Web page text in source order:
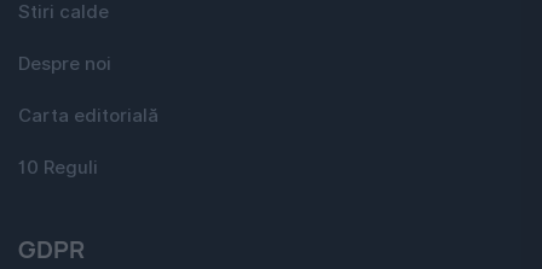
Stiri calde
Despre noi
Carta editorială
10 Reguli
GDPR